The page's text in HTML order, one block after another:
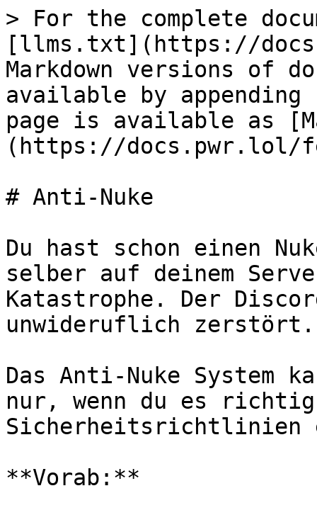
> For the complete
[llms.txt](https://
Markdown versions of
available by
page is available as
(https://docs.pwr.lol/
# Anti-Nuke
Du hast schon einen
selber auf deinem
Katastrophe. Der
unwideruflich zerstört.
Das Anti-Nuke System
nur, wenn du es
Sicherheitsrichtlinien
**Vorab:**